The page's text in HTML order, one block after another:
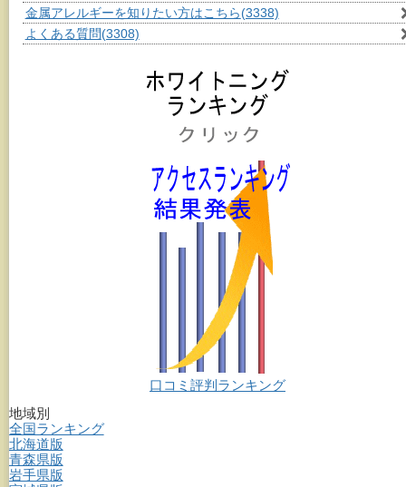
金属アレルギーを知りたい方はこちら(3338)
よくある質問(3308)
口コミ評判ランキング
地域別
全国ランキング
北海道版
青森県版
岩手県版